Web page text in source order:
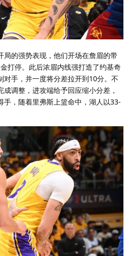
局的强势表现，他们开场在詹眉的带
打停。此后浓眉内线强打造了约基奇
对手，并一度将分差拉开到10分。不
调整，进攻端给予回应缩小分差，
手，随着里弗斯上篮命中，湖人以33-